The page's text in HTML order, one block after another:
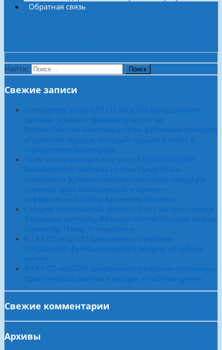
Обратная связь
Найти:
Свежие записи
Получатели услуг ГАУ СО «КЦСОН Балашовского
района» успешно приняли участие во
Всероссийском многожанровом фестивале-конкурсе
«Гармония сердец», который прошел в июле в
городе-герое Волгограде
Получатели социальных услуг ГАУ СО «КЦСОН
Балашовского района» из села Сухая Елань
совершили духовно-просветительскую поездку в
главный храм Балашовской епархии —
кафедральный собор Архангела Михаила
Сегодня исполнилось ровно сто лет жителю города
Балашова, ветерану Великой Отечественной войны
Шувалову Павлу Степановичу.
В ГАУ СО «КЦСОН Балашовского района»
продолжает функционировать модуль «Учебная
кухня»
В ГАУ СО «КЦСОН Балашовского района» состоялось
практическое занятие в модуле «Учебная кухня»
Свежие комментарии
Архивы